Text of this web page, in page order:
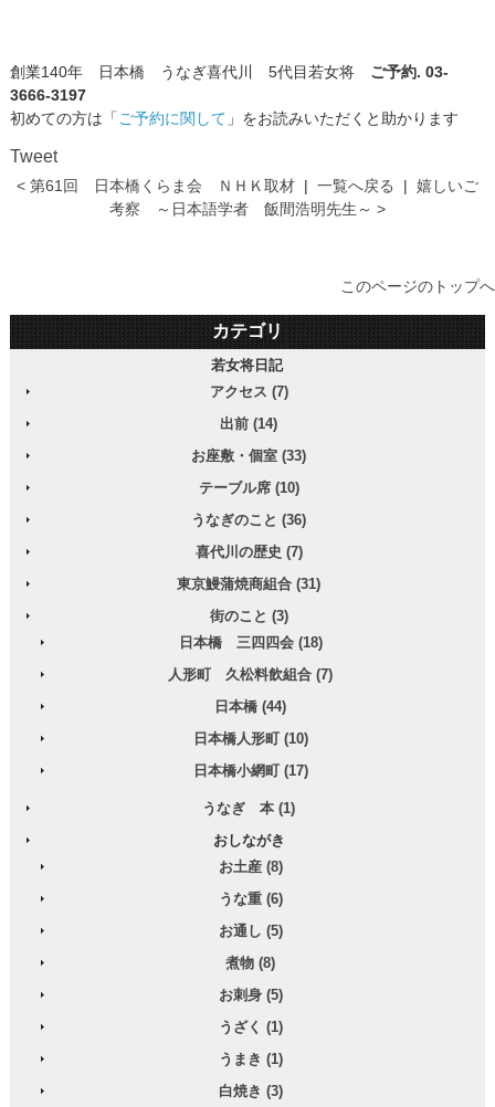
創業140年 日本橋 うなぎ喜代川 5代目若女将 ご予約. 03-
3666-3197
初めての方は「 ご予約に関して 」をお読みいただくと助かります
Tweet
< 第61回 日本橋くらま会 ＮＨＫ取材 | 一覧へ戻る | 嬉しいご
考察 ～日本語学者 飯間浩明先生～ >
このページのトップへ
カテゴリ
若女将日記
アクセス (7)
出前 (14)
お座敷・個室 (33)
テーブル席 (10)
うなぎのこと (36)
喜代川の歴史 (7)
東京鰻蒲焼商組合 (31)
街のこと (3)
日本橋 三四四会 (18)
人形町 久松料飲組合 (7)
日本橋 (44)
日本橋人形町 (10)
日本橋小網町 (17)
うなぎ 本 (1)
おしながき
お土産 (8)
うな重 (6)
お通し (5)
煮物 (8)
お刺身 (5)
うざく (1)
うまき (1)
白焼き (3)